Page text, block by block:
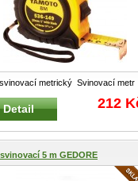
metrický Svinovací metr
grip" Protiskluzov
Detail 212
5 m GEDORE